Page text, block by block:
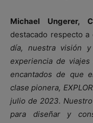
Michael Ungerer,
destacado respecto
día, nuestra visión
experiencia de viajes
encantados de que
clase pionera,
julio de 2023.
para diseñar y